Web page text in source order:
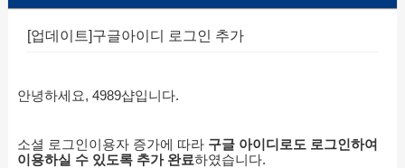
[업데이트]구글아이디 로그인 추가
안녕하세요, 4989샵입니다.
소셜 로그인이용자 증가에 따라 구글 아이디로도 로그인하여
이용하실 수 있도록 추가 완료하였습니다.